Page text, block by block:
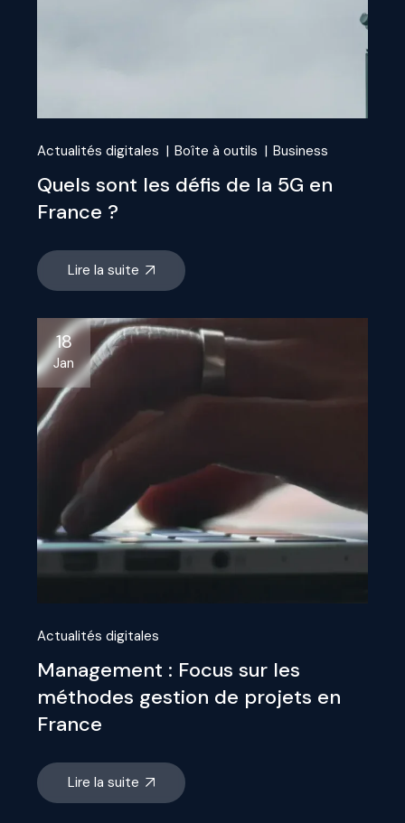
Actualités digitales Boîte à outils Business
Quels sont les défis de la 5G en
France ?
Lire la suite
18
Jan
Actualités digitales
Management : Focus sur les
méthodes gestion de projets en
France
Lire la suite